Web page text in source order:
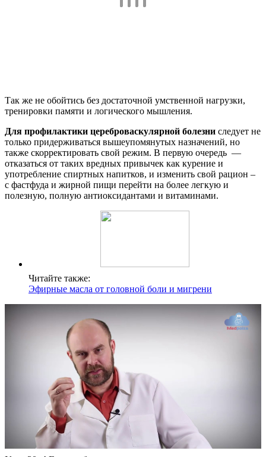
Так же не обойтись без достаточной умственной нагрузки,
тренировки памяти и логического мышления.
Для профилактики цереброваскулярной болезни следует не
только придерживаться вышеупомянутых назначений, но
также скорректировать свой режим. В первую очередь —
отказаться от таких вредных привычек как курение и
употребление спиртных напитков, и изменить свой рацион –
с фастфуда и жирной пищи перейти на более легкую и
полезную, полную антиоксидантами и витаминами.
Читайте также:
Эфирные масла от головной боли и мигрени